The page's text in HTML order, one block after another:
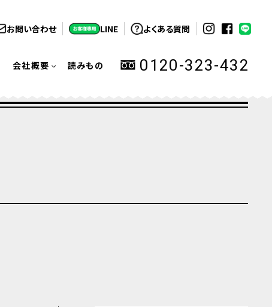
お問い合わせ LINE よくある質問
会社概要 読みもの 0120-323-432